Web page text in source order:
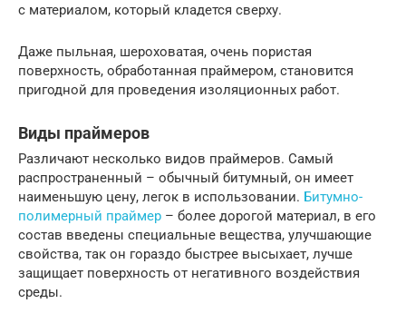
с материалом, который кладется сверху.
Даже пыльная, шероховатая, очень пористая
поверхность, обработанная праймером, становится
пригодной для проведения изоляционных работ.
Виды праймеров
Различают несколько видов праймеров. Самый
распространенный – обычный битумный, он имеет
наименьшую цену, легок в использовании. Битумно-
полимерный праймер – более дорогой материал, в его
состав введены специальные вещества, улучшающие
свойства, так он гораздо быстрее высыхает, лучше
защищает поверхность от негативного воздействия
среды.